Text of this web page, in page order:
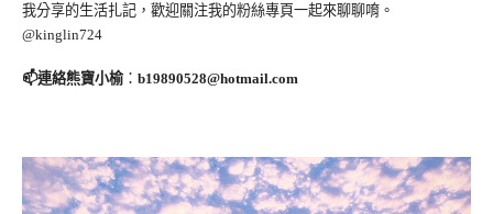
我分享的生活扎記，歡迎關注我的粉絲專頁一起來聊聊唷。
@kinglin724
📫連絡熊寶小榆： b19890528@hotmail.com